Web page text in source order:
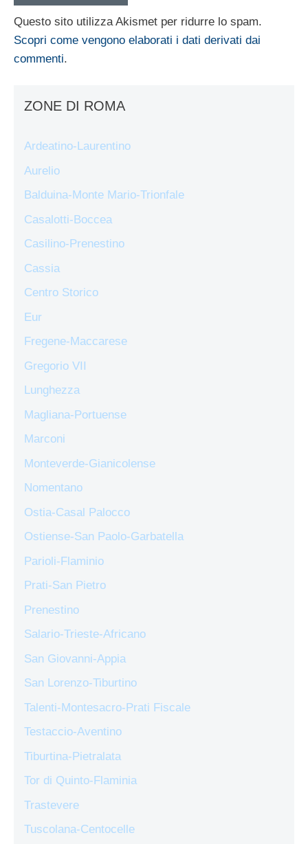
Questo sito utilizza Akismet per ridurre lo spam.
Scopri come vengono elaborati i dati derivati dai
commenti.
ZONE DI ROMA
Ardeatino-Laurentino
Aurelio
Balduina-Monte Mario-Trionfale
Casalotti-Boccea
Casilino-Prenestino
Cassia
Centro Storico
Eur
Fregene-Maccarese
Gregorio VII
Lunghezza
Magliana-Portuense
Marconi
Monteverde-Gianicolense
Nomentano
Ostia-Casal Palocco
Ostiense-San Paolo-Garbatella
Parioli-Flaminio
Prati-San Pietro
Prenestino
Salario-Trieste-Africano
San Giovanni-Appia
San Lorenzo-Tiburtino
Talenti-Montesacro-Prati Fiscale
Testaccio-Aventino
Tiburtina-Pietralata
Tor di Quinto-Flaminia
Trastevere
Tuscolana-Centocelle